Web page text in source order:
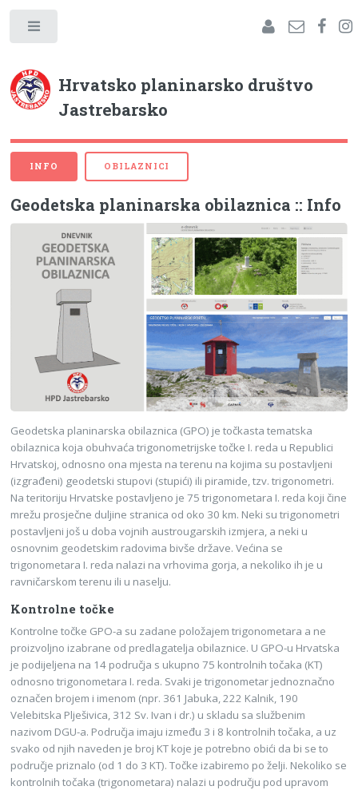
Hrvatsko planinarsko društvo
Jastrebarsko
INFO OBILAZNICI
Geodetska planinarska obilaznica :: Info
Geodetska planinarska obilaznica (GPO) je točkasta tematska
obilaznica koja obuhvaća trigonometrijske točke I. reda u Republici
Hrvatskoj, odnosno ona mjesta na terenu na kojima su postavljeni
(izgrađeni) geodetski stupovi (stupići) ili piramide, tzv. trigonometri.
Na teritoriju Hrvatske postavljeno je 75 trigonometara I. reda koji čine
mrežu prosječne duljine stranica od oko 30 km. Neki su trigonometri
postavljeni još u doba vojnih austrougarskih izmjera, a neki u
osnovnim geodetskim radovima bivše države. Većina se
trigonometara I. reda nalazi na vrhovima gorja, a nekoliko ih je u
ravničarskom terenu ili u naselju.
Kontrolne točke
Kontrolne točke GPO-a su zadane položajem trigonometara a ne
proizvoljno izabrane od predlagatelja obilaznice. U GPO-u Hrvatska
je podijeljena na 14 područja s ukupno 75 kontrolnih točaka (KT)
odnosno trigonometara I. reda. Svaki je trigonometar jednoznačno
označen brojem i imenom (npr. 361 Jabuka, 222 Kalnik, 190
Velebitska Plješivica, 312 Sv. Ivan i dr.) u skladu sa službenim
nazivom DGU-a. Područja imaju između 3 i 8 kontrolnih točaka, a uz
svako od njih naveden je broj KT koje je potrebno obići da bi se to
područje priznalo (od 1 do 3 KT). Točke izabiremo po želji. Nekoliko se
kontrolnih točaka (trigonometara) nalazi u području pod upravom